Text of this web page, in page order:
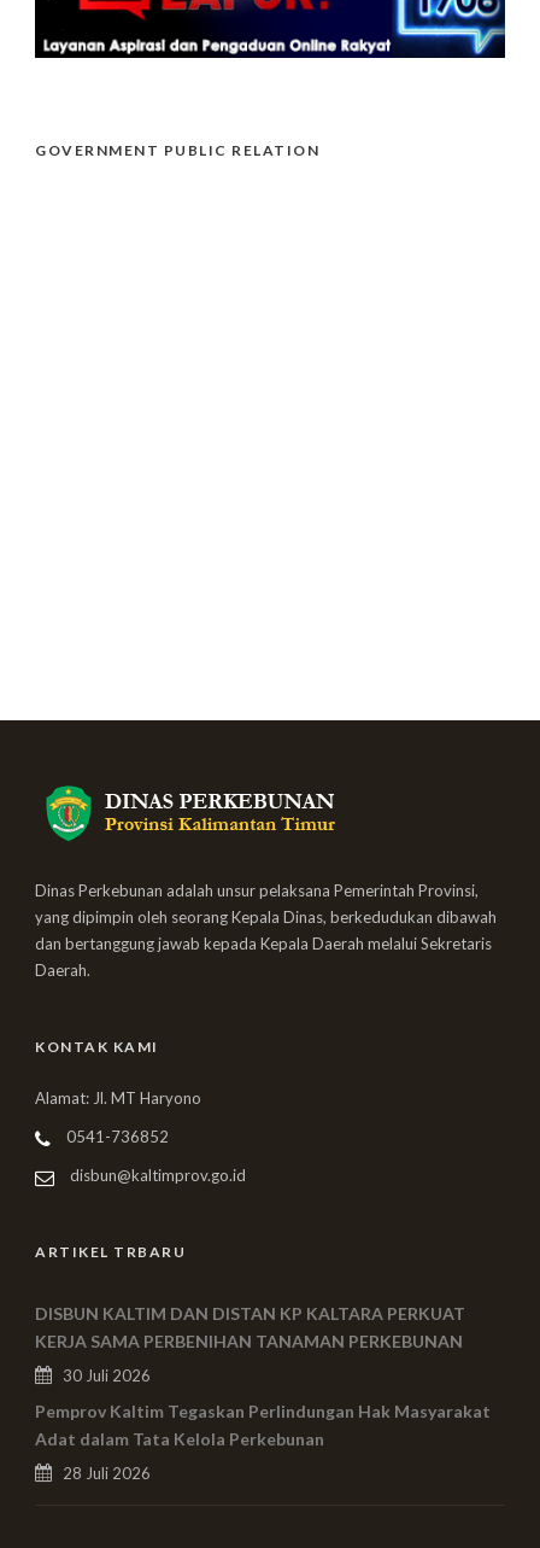
GOVERNMENT PUBLIC RELATION
Dinas Perkebunan adalah unsur pelaksana Pemerintah Provinsi,
yang dipimpin oleh seorang Kepala Dinas, berkedudukan dibawah
dan bertanggung jawab kepada Kepala Daerah melalui Sekretaris
Daerah.
KONTAK KAMI
Alamat: Jl. MT Haryono
0541-736852
disbun@kaltimprov.go.id
ARTIKEL TRBARU
DISBUN KALTIM DAN DISTAN KP KALTARA PERKUAT
KERJA SAMA PERBENIHAN TANAMAN PERKEBUNAN
30 Juli 2026
Pemprov Kaltim Tegaskan Perlindungan Hak Masyarakat
Adat dalam Tata Kelola Perkebunan
28 Juli 2026